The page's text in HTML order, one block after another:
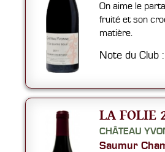
On aime le
fruité et son
matière.
Note du Club
LA FOLIE
CHÂTEAU
Saumur